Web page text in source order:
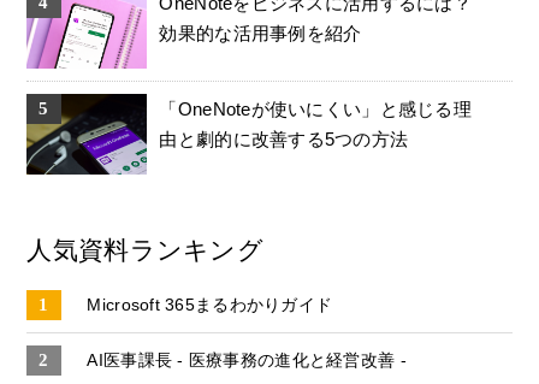
効果的な活用事例を紹介
「OneNoteが使いにくい」と感じる理
由と劇的に改善する5つの方法
人気資料ランキング
Microsoft 365まるわかりガイド
AI医事課長 - 医療事務の進化と経営改善 -